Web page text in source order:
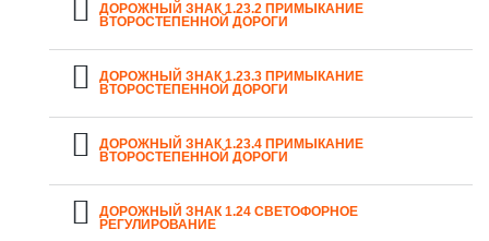
ДОРОЖНЫЙ ЗНАК 1.23.2 ПРИМЫКАНИЕ
ВТОРОСТЕПЕННОЙ ДОРОГИ
ДОРОЖНЫЙ ЗНАК 1.23.3 ПРИМЫКАНИЕ
ВТОРОСТЕПЕННОЙ ДОРОГИ
ДОРОЖНЫЙ ЗНАК 1.23.4 ПРИМЫКАНИЕ
ВТОРОСТЕПЕННОЙ ДОРОГИ
ДОРОЖНЫЙ ЗНАК 1.24 СВЕТОФОРНОЕ
РЕГУЛИРОВАНИЕ